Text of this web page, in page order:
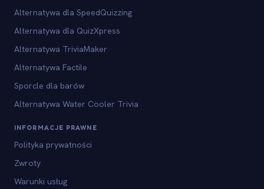
Alternatywa dla SpeedQuizzing
Alternatywa dla QuizXpress
Alternatywa TriviaMaker
Alternatywa Factile
Sporcle dla barów
Alternatywa Water Cooler Trivia
INFORMACJE PRAWNE
Polityka prywatności
Zwroty
Warunki usług